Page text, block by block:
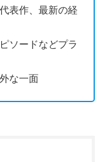
表作、最新の経
ソードなどプラ
な一面